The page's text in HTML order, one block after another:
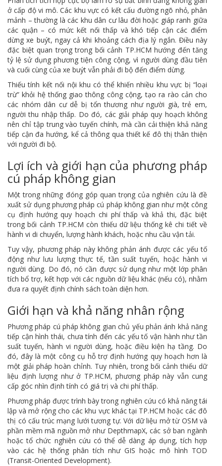
ở cấp độ vi mô. Các khu vực có kết cấu đường ngõ nhỏ, phân
mảnh – thường là các khu dân cư lâu đời hoặc giáp ranh giữa
các quận – có mức kết nối thấp và khó tiếp cận các điểm
dừng xe buýt, ngay cả khi khoảng cách địa lý ngắn. Điều này
đặc biệt quan trọng trong bối cảnh TP.HCM hướng đến tăng
tỷ lệ sử dụng phương tiện công cộng, vì người dùng đầu tiên
và cuối cùng của xe buýt vẫn phải đi bộ đến điểm dừng.
Thiếu tính kết nối nội khu có thể khiến nhiều khu vực bị “loại
trừ” khỏi hệ thống giao thông công cộng, tạo ra rào cản cho
các nhóm dân cư dễ bị tổn thương như người già, trẻ em,
người thu nhập thấp. Do đó, các giải pháp quy hoạch không
nên chỉ tập trung vào tuyến chính, mà cần cải thiện khả năng
tiếp cận đa hướng, kể cả thông qua thiết kế đô thị thân thiện
với người đi bộ.
Lợi ích và giới hạn của phương pháp
cú pháp không gian
Một trong những đóng góp quan trọng của nghiên cứu là đề
xuất sử dụng phương pháp cú pháp không gian như một công
cụ định hướng quy hoạch chi phí thấp và khả thi, đặc biệt
trong bối cảnh TP.HCM còn thiếu dữ liệu thống kê chi tiết về
hành vi di chuyển, lượng hành khách, hoặc nhu cầu vận tải.
Tuy vậy, phương pháp này không phản ánh được các yếu tố
động như lưu lượng thực tế, tần suất tuyến, hoặc hành vi
người dùng. Do đó, nó cần được sử dụng như một lớp phân
tích bổ trợ, kết hợp với các nguồn dữ liệu khác (nếu có), nhằm
đưa ra quyết định chính sách toàn diện hơn.
Giới hạn và khả năng nhân rộng
Phương pháp cú pháp không gian chủ yếu phản ánh khả năng
tiếp cận hình thái, chưa tính đến các yếu tố vận hành như tần
suất tuyến, hành vi người dùng, hoặc điều kiện hạ tầng. Do
đó, đây là một công cụ hỗ trợ định hướng quy hoạch hơn là
một giải pháp hoàn chỉnh. Tuy nhiên, trong bối cảnh thiếu dữ
liệu định lượng như ở TP.HCM, phương pháp này vẫn cung
cấp góc nhìn định tính có giá trị và chi phí thấp.
Phương pháp được trình bày trong nghiên cứu có khả năng tái
lập và mở rộng cho các khu vực khác tại TP.HCM hoặc các đô
thị có cấu trúc mạng lưới tương tự. Với dữ liệu mở từ OSM và
phần mềm mã nguồn mở như DepthmapX, các sở ban ngành
hoặc tổ chức nghiên cứu có thể dễ dàng áp dụng, tích hợp
vào các hệ thống phân tích như GIS hoặc mô hình TOD
(Transit-Oriented Development).